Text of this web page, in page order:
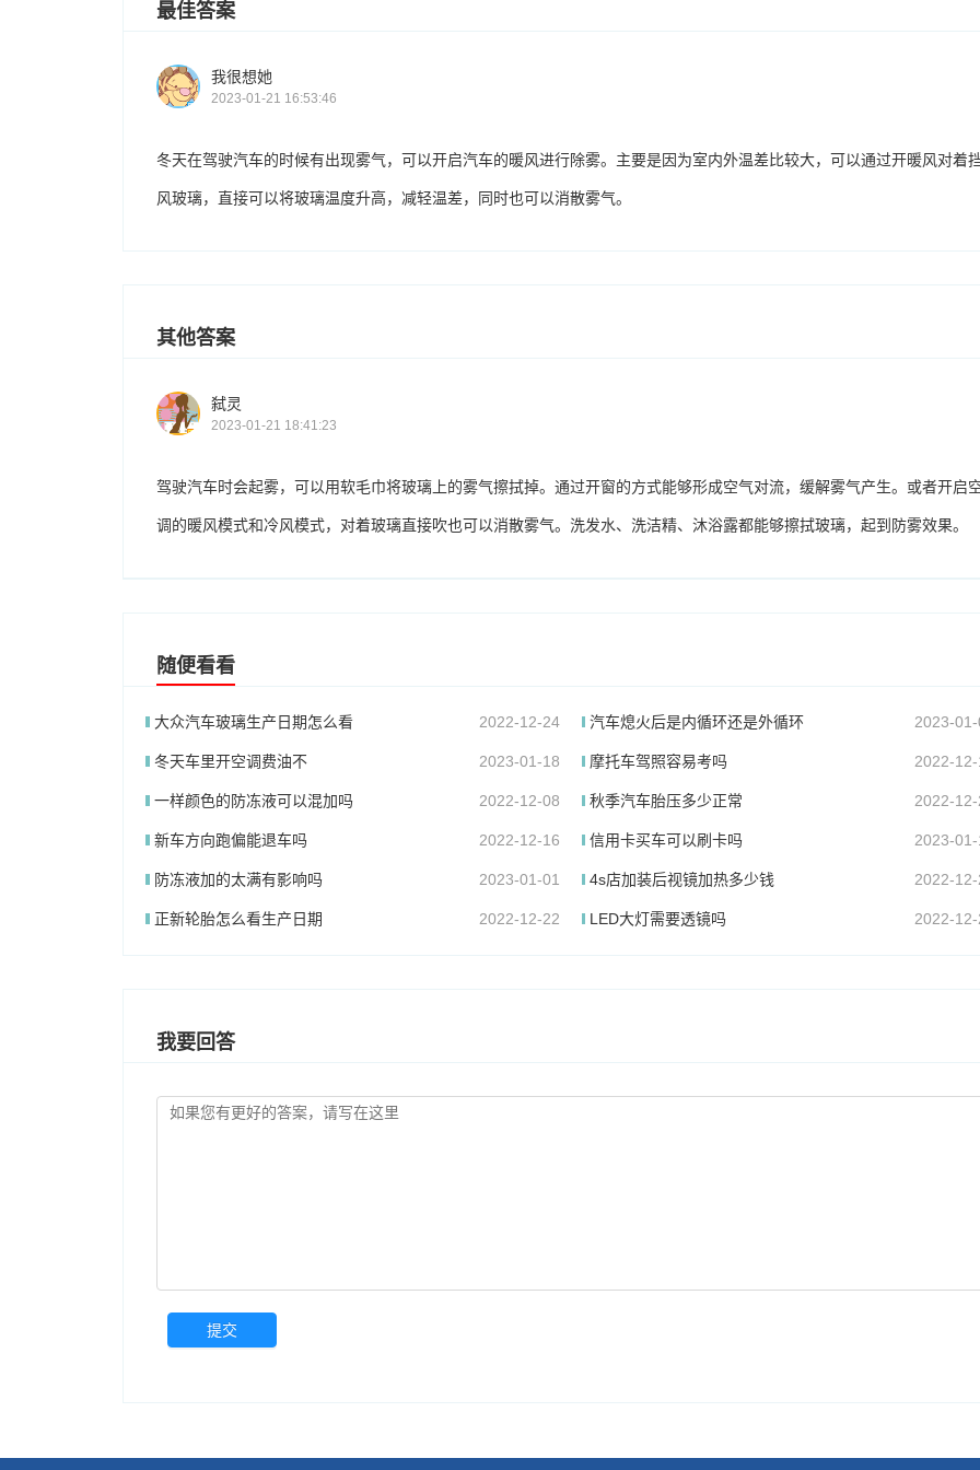
最佳答案
我很想她
2023-01-21 16:53:46
冬天在驾驶汽车的时候有出现雾气，可以开启汽车的暖风进行除雾。主要是因为室内外温差比较大，可以通过开暖风对着
风玻璃，直接可以将玻璃温度升高，减轻温差，同时也可以消散雾气。
其他答案
弑灵
2023-01-21 18:41:23
驾驶汽车时会起雾，可以用软毛巾将玻璃上的雾气擦拭掉。通过开窗的方式能够形成空气对流，缓解雾气产生。或者开启
调的暖风模式和冷风模式，对着玻璃直接吹也可以消散雾气。洗发水、洗洁精、沐浴露都能够擦拭玻璃，起到防雾效果。
随便看看
大众汽车玻璃生产日期怎么看 2022-12-24 汽车熄火后是内循环还是外循环 2023-
冬天车里开空调费油不 2023-01-18 摩托车驾照容易考吗 2022-
一样颜色的防冻液可以混加吗 2022-12-08 秋季汽车胎压多少正常 2022-
新车方向跑偏能退车吗 2022-12-16 信用卡买车可以刷卡吗 2023-
防冻液加的太满有影响吗 2023-01-01 4s店加装后视镜加热多少钱 2022-
正新轮胎怎么看生产日期 2022-12-22 LED大灯需要透镜吗 2022-
我要回答
提交